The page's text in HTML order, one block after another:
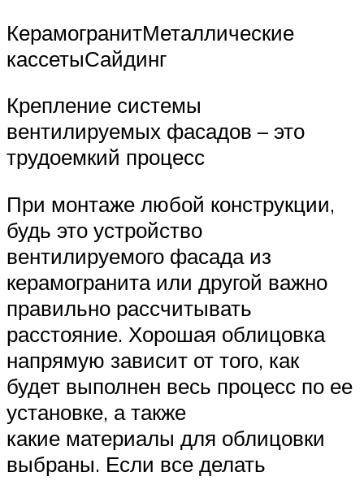
КерамогранитМеталлические
кассетыСайдинг
Крепление системы
вентилируемых фасадов – это
трудоемкий процесс
При монтаже любой конструкции,
будь это устройство
вентилируемого фасада из
керамогранита или другой важно
правильно рассчитывать
расстояние. Хорошая облицовка
напрямую зависит от того, как
будет выполнен весь процесс по ее
установке, а также
какие материалы для облицовки
выбраны. Если все делать